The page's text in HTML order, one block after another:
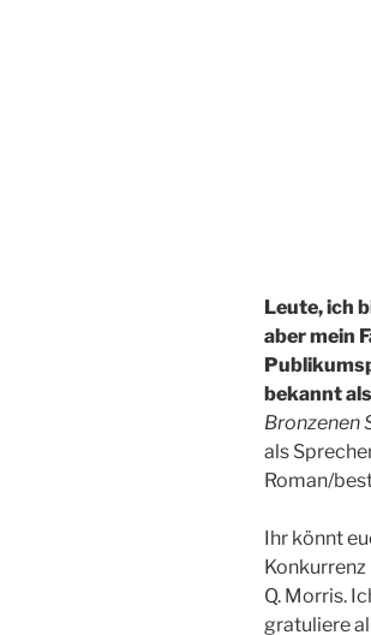
Leute, ich
aber mein
bekannt
Bronzenen
als
Roman/
Ihr könnt
Q. Morris.
gratuliere